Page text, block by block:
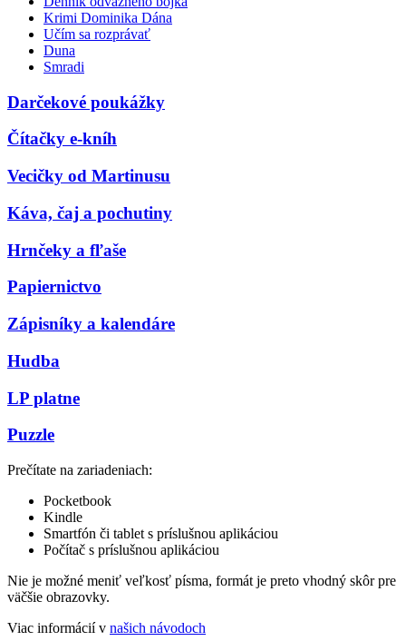
Krimi Dominika Dána
Učím sa rozprávať
Duna
Smradi
Darčekové poukážky
Čítačky e-kníh
Vecičky od Martinusu
Káva, čaj a pochutiny
Hrnčeky a fľaše
Papiernictvo
Zápisníky a kalendáre
Hudba
LP platne
Puzzle
Prečítate na zariadeniach:
Pocketbook
Kindle
Smartfón či tablet s príslušnou aplikáciou
Počítač s príslušnou aplikáciou
Nie je možné meniť veľkosť písma, formát je preto vhodný skôr pre
väčšie obrazovky.
Viac informácií v našich návodoch